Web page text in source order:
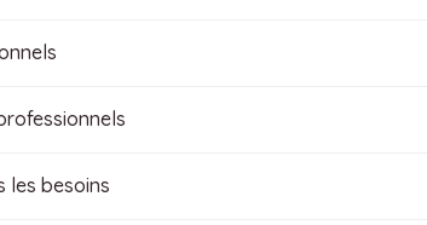
les besoins